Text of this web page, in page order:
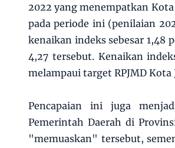
2022 yang menempatkan
pada periode ini (penilaian
kenaikan indeks sebesar 1,48
4,27 tersebut. Kenaikan
melampaui target RPJMD Kota
Pencapaian ini juga
Pemerintah Daerah di
"memuaskan" tersebut,